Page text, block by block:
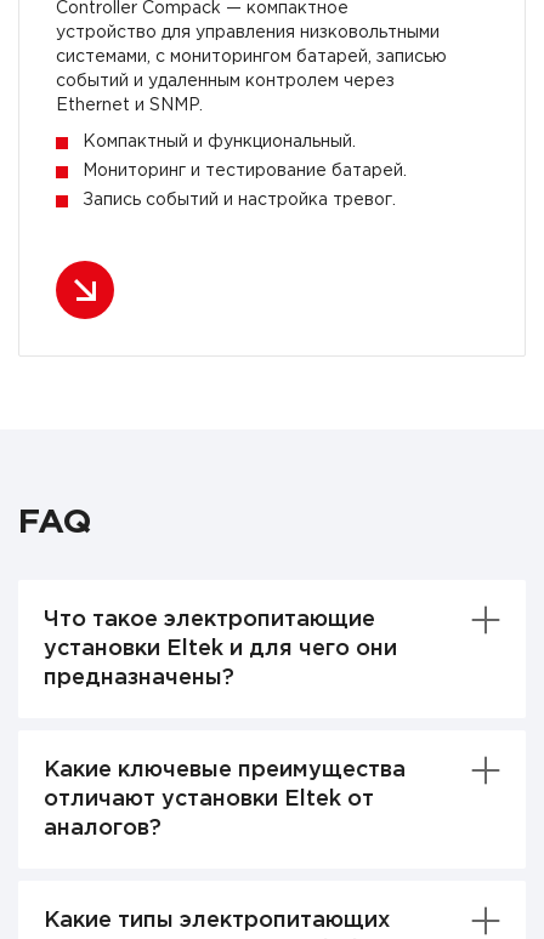
Controller Compack — компактное
устройство для управления низковольтными
системами, с мониторингом батарей, записью
событий и удаленным контролем через
Ethernet и SNMP.
Компактный и функциональный.
Мониторинг и тестирование батарей.
Запись событий и настройка тревог.
FAQ
Что такое электропитающие
установки Eltek и для чего они
предназначены?
Какие ключевые преимущества
отличают установки Eltek от
аналогов?
Какие типы электропитающих